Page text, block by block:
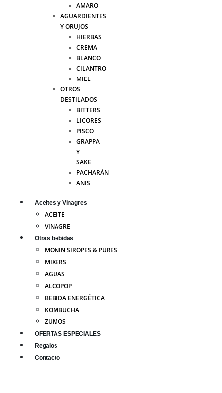
AMARO
AGUARDIENTES
Y ORUJOS
HIERBAS
CREMA
BLANCO
CILANTRO
MIEL
OTROS
DESTILADOS
BITTERS
LICORES
PISCO
GRAPPA
Y
SAKE
PACHARÁN
ANIS
Aceites y Vinagres
ACEITE
VINAGRE
Otras bebidas
MONIN SIROPES & PURES
MIXERS
AGUAS
ALCOPOP
BEBIDA ENERGÉTICA
KOMBUCHA
ZUMOS
OFERTAS ESPECIALES
Regalos
Contacto